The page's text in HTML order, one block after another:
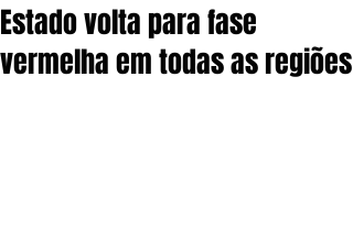
Estado volta para fase
vermelha em todas as regiões